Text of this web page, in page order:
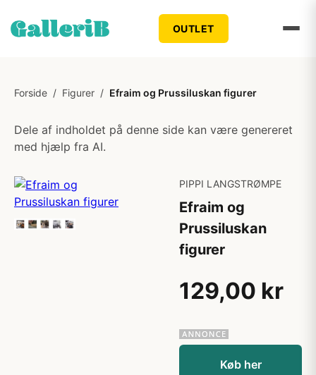
OUTLET
Forside / Figurer / Efraim og Prussiluskan figurer
Dele af indholdet på denne side kan være genereret
med hjælp fra AI.
PIPPI LANGSTRØMPE
Efraim og
Prussiluskan
figurer
129,00 kr
Køb her